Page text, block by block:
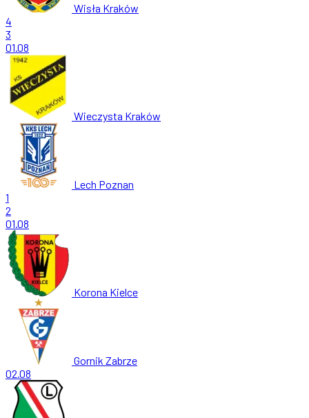
Wisła Kraków
4
3
01.08
Wieczysta Kraków
Lech Poznan
1
2
01.08
Korona Kielce
Gornik Zabrze
02.08